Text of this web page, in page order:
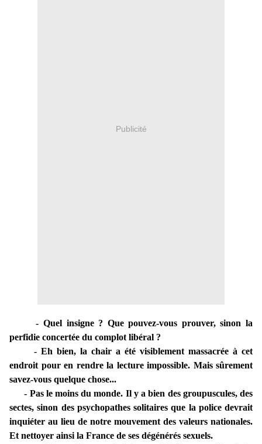
Publicité
- Quel insigne ? Que pouvez-vous prouver, sinon la
perfidie concertée du complot libéral ?
- Eh bien, la chair a été visiblement massacrée à cet
endroit pour en rendre la lecture impossible. Mais sûrement
savez-vous quelque chose...
- Pas le moins du monde. Il y a bien des groupuscules, des
sectes, sinon des psychopathes solitaires que la police devrait
inquiéter au lieu de notre mouvement des valeurs nationales.
Et nettoyer ainsi la France de ses dégénérés sexuels.